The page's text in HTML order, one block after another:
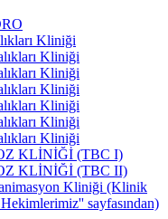
Kliniği
Kliniği
Kliniği
Kliniği
Kliniği
Kliniği
Kliniği
KLİNİĞİ (TBC I)
KLİNİĞİ (TBC II)
Kliniği (Klinik
sayfasından)